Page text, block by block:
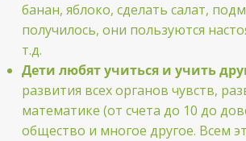
банан, яблоко, сделать салат,
получилось, они пользуются
т.д.
Дети любят учиться и учить
развития всех органов чувств,
математике (от счета до 10 до
общество и многое другое. Всем